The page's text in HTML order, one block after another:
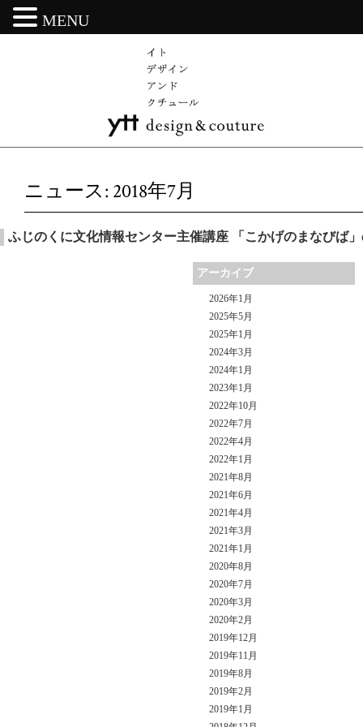
ニュース: 2018年7月
ふじのくに文化情報センター主催講座 「こかげのまなびば
アーカイブ
2026年1月
2025年5月
2025年1月
2024年3月
2024年1月
2023年1月
2022年10月
2022年7月
2022年4月
2022年1月
2021年8月
2021年6月
2021年4月
2021年3月
2021年1月
2020年8月
2020年7月
2020年3月
2020年2月
2019年12月
2019年11月
2019年8月
2019年2月
2019年1月
MENU